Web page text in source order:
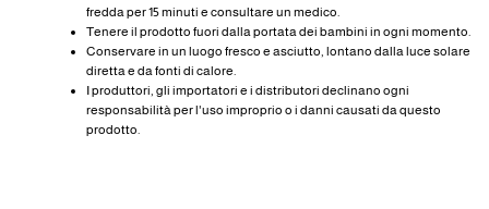
fredda per 15 minuti e consultare un medico.
Tenere il prodotto fuori dalla portata dei bambini in ogni momento.
Conservare in un luogo fresco e asciutto, lontano dalla luce solare
diretta e da fonti di calore.
I produttori, gli importatori e i distributori declinano ogni
responsabilità per l'uso improprio o i danni causati da questo
prodotto.